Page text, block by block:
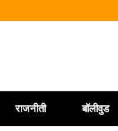
राजनीती बॉलीवुड